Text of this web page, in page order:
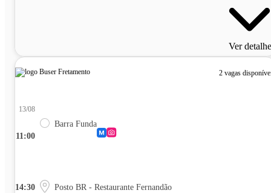
Ver
2 vagas
11:00
13/08
Barra Funda
14:30 Posto BR - Restaurante Fernandão